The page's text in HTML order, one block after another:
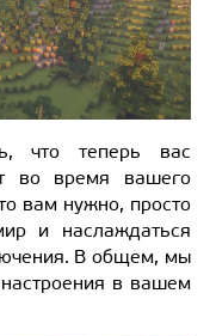
что теперь вас
во время вашего
вам нужно, просто
и наслаждаться
В общем, мы
в вашем